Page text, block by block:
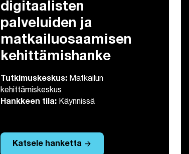
digitaalisten
palveluiden ja
matkailuosaamisen
kehittämishanke
Tutkimuskeskus: Matkailun
kehittämiskeskus
Hankkeen tila: Käynnissä
Katsele hanketta arrow_forward